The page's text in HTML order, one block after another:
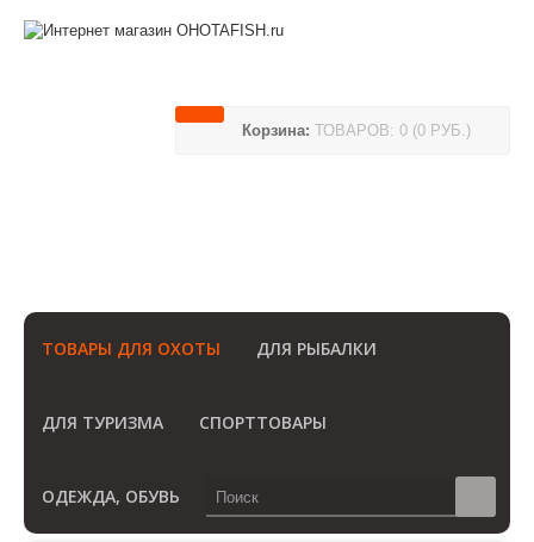
Корзина: ТОВАРОВ: 0 (0 РУБ.)
ТОВАРЫ ДЛЯ ОХОТЫ ДЛЯ РЫБАЛКИ
ДЛЯ ТУРИЗМА СПОРТТОВАРЫ
ОДЕЖДА, ОБУВЬ